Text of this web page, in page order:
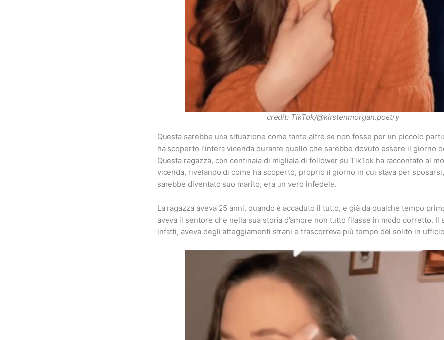
credit: TikTok/@kirstenmorgan.poetry
Questa sarebbe una situazione come tante altre se non fosse per un piccolo
ha scoperto l’intera vicenda durante quello che sarebbe dovuto essere il giorno
Questa ragazza, con centinaia di migliaia di follower su TikTok ha raccontato al
vicenda, rivelando di come ha scoperto, proprio il giorno in cui stava per sposarsi,
sarebbe diventato suo marito, era un vero infedele.
La ragazza aveva 25 anni, quando è accaduto il tutto, e già da qualche tempo
aveva il sentore che nella sua storia d’amore non tutto filasse in modo corretto. Il
infatti, aveva degli atteggiamenti strani e trascorreva più tempo del solito in